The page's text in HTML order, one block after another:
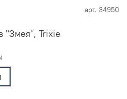
арт. 34950
"Змея", Trixie